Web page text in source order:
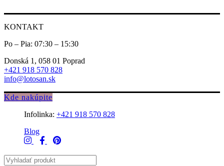
KONTAKT
Po – Pia: 07:30 – 15:30
Donská 1, 058 01 Poprad
+421 918 570 828
info@lotosan.sk
Kde nakúpite
Infolinka: +421 918 570 828
Blog